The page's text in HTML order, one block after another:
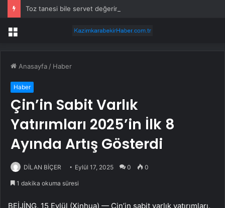
Menü
Anasayfa / Haber
Haber
Çin’in Sabit Varlık
Yatırımları 2025’in İlk 8
Ayında Artış Gösterdi
DİLAN BİÇER Eylül 17, 2025 0 0
1 dakika okuma süresi
BEİJİNG, 15 Eylül (Xinhua) — Çin’in sabit varlık yatırımları,